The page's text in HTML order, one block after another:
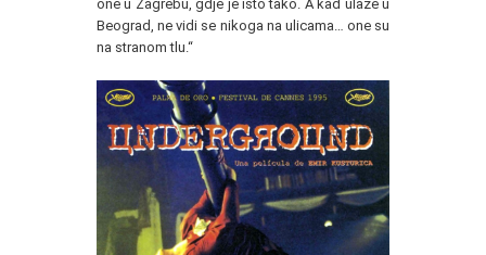
one u Zagrebu, gdje je isto tako. A kad ulaze u
Beograd, ne vidi se nikoga na ulicama… one su
na stranom tlu.“